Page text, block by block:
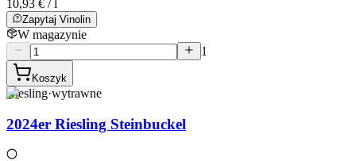
10,93 € / l
Zapytaj Vinolin
W magazynie
1
Koszyk
Riesling·wytrawne
2024er Riesling Steinbuckel